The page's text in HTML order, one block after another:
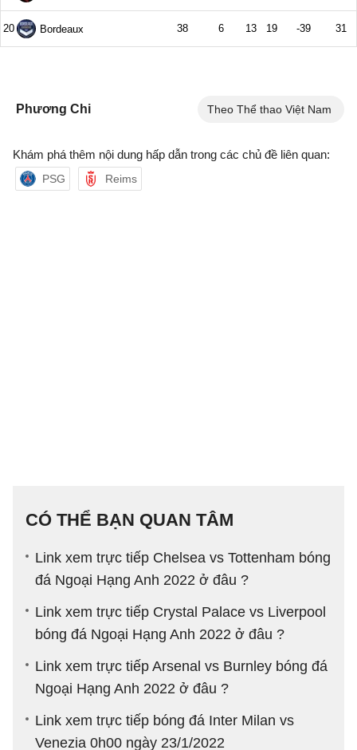
Phương Chi Theo Thể thao Việt Nam
Khám phá thêm nội dung hấp dẫn trong các chủ đề liên quan:
PSG Reims
CÓ THỂ BẠN QUAN TÂM
Link xem trực tiếp Chelsea vs Tottenham bóng
đá Ngoại Hạng Anh 2022 ở đâu ?
Link xem trực tiếp Crystal Palace vs Liverpool
bóng đá Ngoại Hạng Anh 2022 ở đâu ?
Link xem trực tiếp Arsenal vs Burnley bóng đá
Ngoại Hạng Anh 2022 ở đâu ?
Link xem trực tiếp bóng đá Inter Milan vs
Venezia 0h00 ngày 23/1/2022